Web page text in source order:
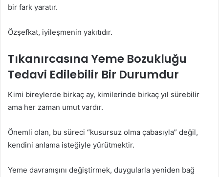
bir fark yaratır.
Özşefkat, iyileşmenin yakıtıdır.
Tıkanırcasına Yeme Bozukluğu
Tedavi Edilebilir Bir Durumdur
Kimi bireylerde birkaç ay, kimilerinde birkaç yıl sürebilir
ama her zaman umut vardır.
Önemli olan, bu süreci “kusursuz olma çabasıyla” değil,
kendini anlama isteğiyle yürütmektir.
Yeme davranışını değiştirmek, duygularla yeniden bağ